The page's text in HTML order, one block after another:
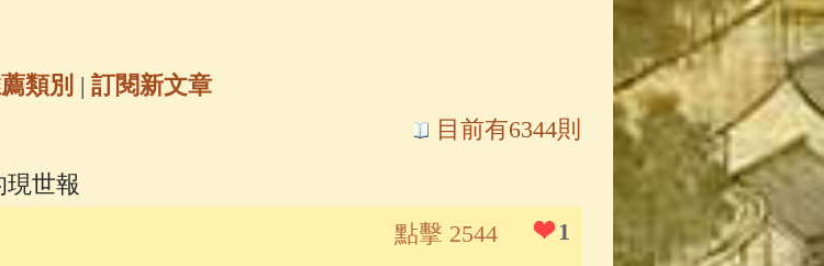
戒除邪淫(129)
陀羅尼經(81) 六字大明咒(81) 大悲咒(72)
類別 | 訂閱新文章
目前有6344則
世報
1
點擊 2544